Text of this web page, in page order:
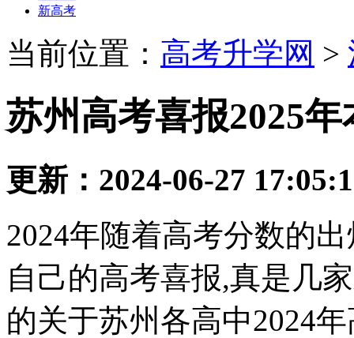
新高考
当前位置： 高考升学网 >
苏州高考喜报2025
更新：2024-06-27
2024年随着高考分数的
自己的高考喜报,真是几
的关于苏州各高中2024